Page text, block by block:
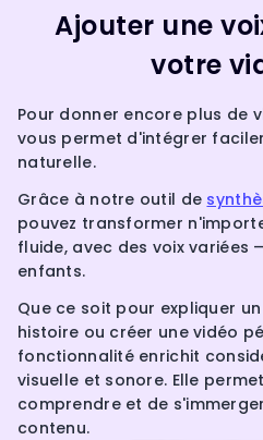
Ajouter une
votre
Pour donner encore plus de
vous permet d'intégrer
naturelle.
Grâce à notre outil de
pouvez transformer
fluide, avec des voix variées
enfants.
Que ce soit pour expliquer
histoire ou créer une vidéo
fonctionnalité enrichit
visuelle et sonore. Elle
comprendre et de
contenu.